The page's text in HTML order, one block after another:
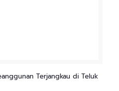
Terjangkau di Teluk